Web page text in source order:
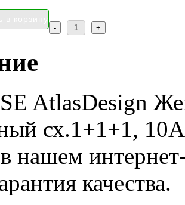
AtlasDesign
сх.1+1+1,
нашем
качества.